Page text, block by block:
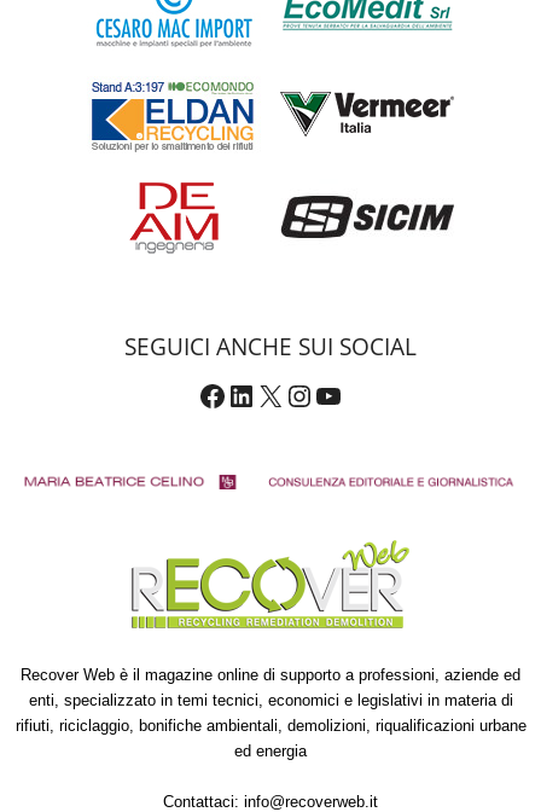
SEGUICI ANCHE SUI SOCIAL
Facebook
LinkedIn
X Instagram
YouTube
Recover Web è il magazine online di supporto a professioni, aziende ed
enti, specializzato in temi tecnici, economici e legislativi in materia di
rifiuti, riciclaggio, bonifiche ambientali, demolizioni, riqualificazioni urbane
ed energia
Contattaci: info@recoverweb.it